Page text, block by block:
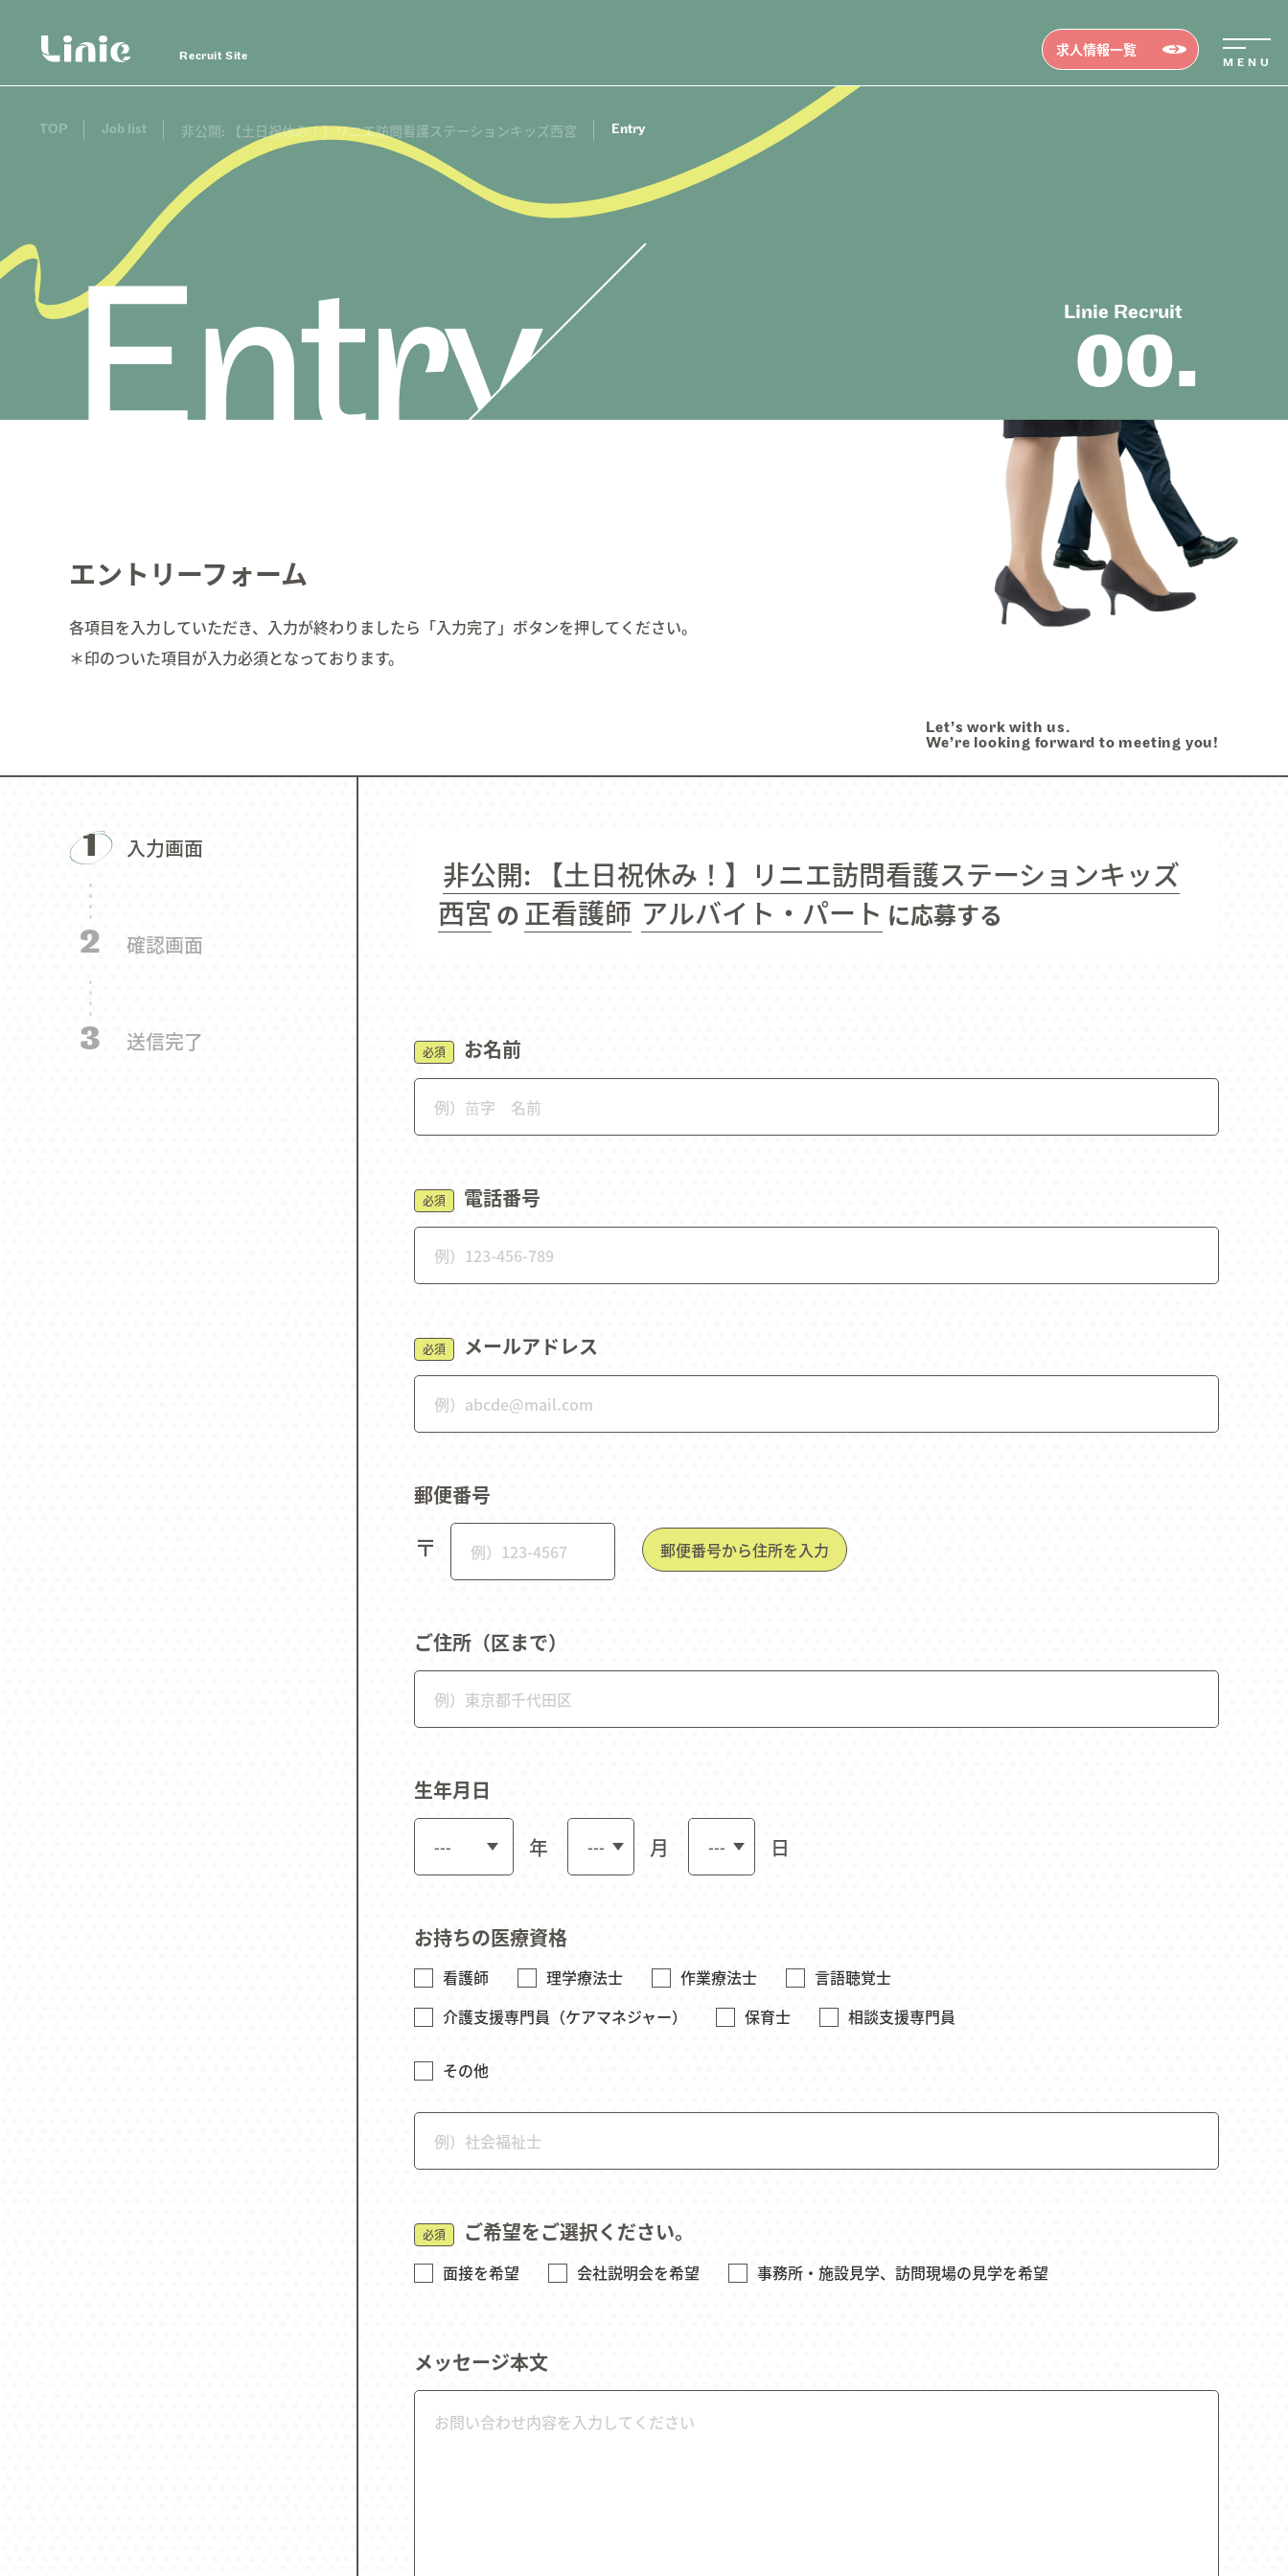
Recruit Site 求人情報一覧
Linie
CONTENTS
01.
Message Job list Interview
Education Welfare
07.
よくあるご質問
08.
お知らせ
09.
お問い合わせ
TOP Job list 非公開: 【土日祝休み！】リニエ訪問看護ステーションキッズ西宮 Entry
Linie Recruit
00.
エントリーフォーム
各項目を入力していただき、入力が終わりましたら「入力完了」ボタンを押してください。
＊印のついた項目が入力必須となっております。
Let’s work with us.
We’re looking forward to meeting you!
1 入力画面
2 確認画面
3 送信完了
非公開: 【土日祝休み！】リニエ訪問看護ステーションキッズ
西宮 の 正看護師 アルバイト・パート に応募する
必須 お名前
必須 電話番号
必須 メールアドレス
郵便番号
〒 郵便番号から住所を入力
ご住所（区まで）
生年月日
年 月 日
お持ちの医療資格
看護師 理学療法士 作業療法士
言語聴覚士
介護支援専門員（ケアマネジャー）
保育士 相談支援専門員
その他
必須 ご希望をご選択ください。
面接を希望 会社説明会を希望 事務所・施設見学、訪問現場の見学を希望
メッセージ本文